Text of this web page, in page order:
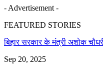
- Advertisement -
FEATURED STORIES
बिहार सरकार के मंत्री अशोक
Sep 20, 2025